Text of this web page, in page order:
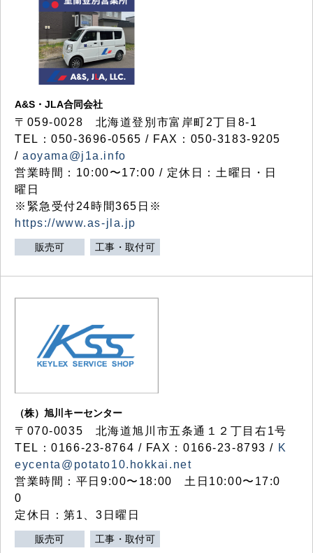
A&S・JLA合同会社
〒 059-0028 北海道登別市富岸町2丁目 8-1
TEL：050-3696-0565 / FAX：050-3183-9205
/aoyama@j1a.info
営業時間：10:00〜17:00 / 定休日：土曜日・日
曜日
※緊急受付24時間365日※
https://www.as-jla.jp
販売可 工事・取付可
（株）旭川キーセンター
〒070-0035 北海道旭川市五条通１２丁目右1号
TEL：0166-23-8764 / FAX：0166-23-8793 / K
eycenta@potato10.hokkai.net
営業時間：平日9:00〜18:00 土日10:00〜17:0
0
定休日：第1、3日曜日
販売可 工事・取付可